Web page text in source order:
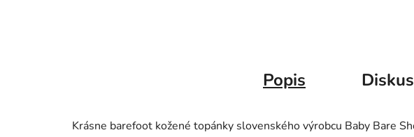
Popis
Krásne barefoot kožené topánky slovenského výrobcu Baby Bare